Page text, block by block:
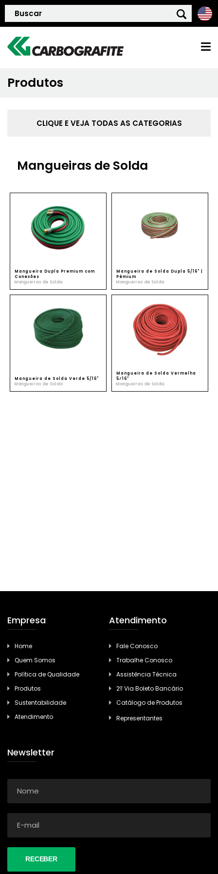
QUEM SOMOS
SUSTENTABILIDADE
Produtos
CLIQUE E VEJA TODAS AS CATEGORIAS
Mangueiras de Solda
Mangueira Dupla Premium com
Conexões
Mangueiras de Solda
Mangueira de Solda Dupla 5/16" |
Pêmium
Mangueiras de Solda
Mangueira de Solda Verde 5/16"
Mangueiras de Solda
Mangueira de Solda Vermelha
5⁄16"
Mangueiras de Solda
Empresa
Home
Quem Somos
Política de Qualidade
Produtos
Sustentabilidade
Atendimento
Atendimento
Fale Conosco
Trabalhe Conosco
Assistência Técnica
2ª Via Boleto Bancário
Catálogo de Produtos
Representantes
Newsletter